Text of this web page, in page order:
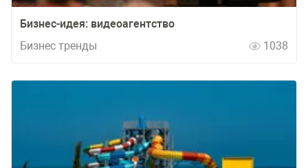
Бизнес-идея: видеоагентство
Бизнес тренды
1038